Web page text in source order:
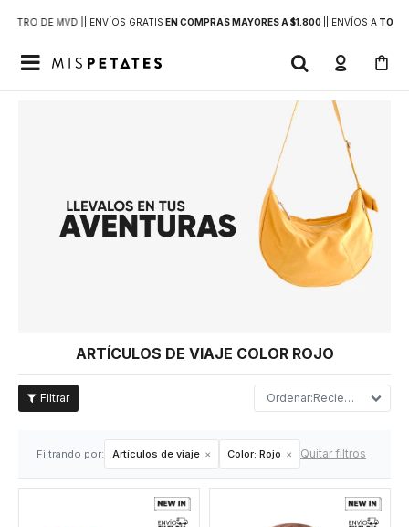
DE MVD | | ENVÍOS GRATIS EN COMPRAS MAYORES A $1.800 | ENVÍOS ATODO

ARTÍCULOS DE VIAJE COLOR ROJO
Recientes
Filtrando por: Artículos de viaje Color: Rojo Quitar filtros